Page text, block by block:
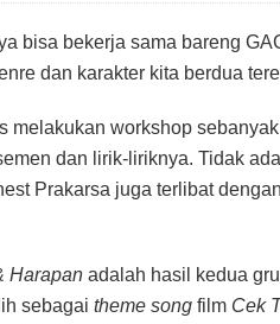
bisa bekerja sama bareng
dan karakter kita berdua
melakukan workshop
dan lirik-liriknya. Tidak
Prakarsa juga terlibat
Harapan adalah hasil kedua
sebagai theme song film Cek